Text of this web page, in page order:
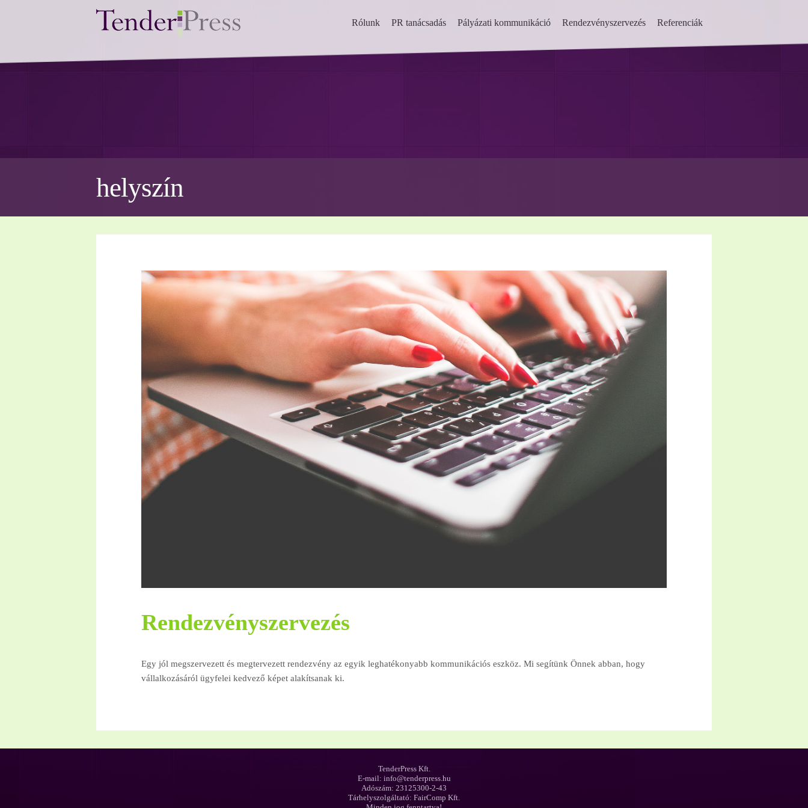
Rólunk PR tanácsadás Pályázati kommunikáció Rendezvényszervezés Referenciák
helyszín
Rendezvényszervezés
Egy jól megszervezett és megtervezett rendezvény az egyik leghatékonyabb kommunikációs eszköz. Mi segítünk Önnek abban, hogy
vállalkozásáról ügyfelei kedvező képet alakítsanak ki.
TenderPress Kft.
E-mail: info@tenderpress.hu
Adószám: 23125300-2-43
Tárhelyszolgáltató: FairComp Kft.